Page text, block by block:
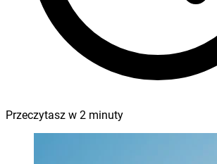
Przeczytasz w 2 minuty